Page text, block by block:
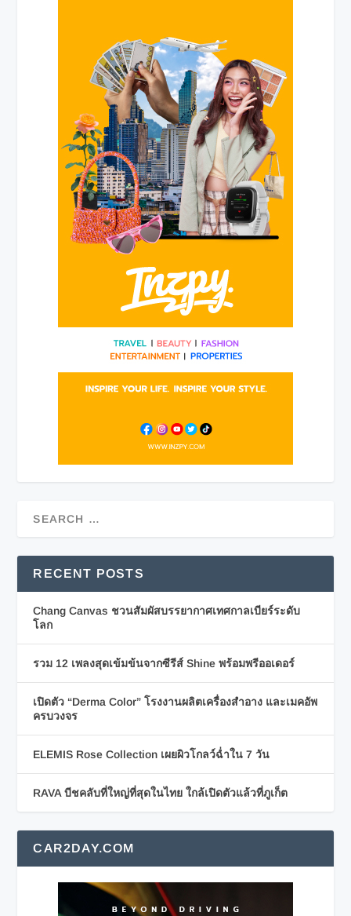
RECENT POSTS
Chang Canvas ชวนสัมผัสบรรยากาศเทศกาลเบียร์ระดับ
โลก
รวม 12 เพลงสุดเข้มข้นจากซีรีส์ Shine พร้อมพรีออเดอร์
เปิดตัว “Derma Color” โรงงานผลิตเครื่องสำอาง และเมคอัพ
ครบวงจร
ELEMIS Rose Collection เผยผิวโกลว์ฉ่ำใน 7 วัน
RAVA บีชคลับที่ใหญ่ที่สุดในไทย ใกล้เปิดตัวแล้วที่ภูเก็ต
CAR2DAY.COM